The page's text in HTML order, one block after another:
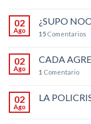
02
Ago
¿SUPO
15 Comentarios
02
Ago
CADA
1 Comentario
02
Ago
LA